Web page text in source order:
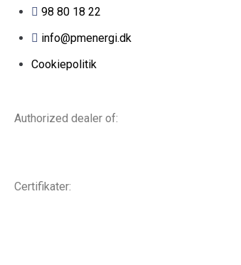
98 80 18 22
info@pmenergi.dk​ ​
Cookiepolitik
Authorized dealer of:
Certifikater: